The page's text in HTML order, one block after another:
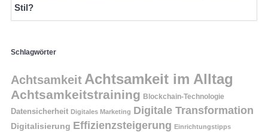
Stil?
Schlagwörter
Achtsamkeit Achtsamkeit im Alltag
Achtsamkeitstraining Blockchain-Technologie
Datensicherheit Digitales Marketing Digitale Transformation
Digitalisierung Effizienzsteigerung Einrichtungstipps